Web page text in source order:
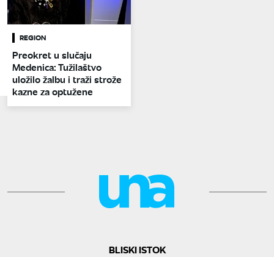
REGION
Preokret u slučaju
Medenica: Tužilaštvo
uložilo žalbu i traži strože
kazne za optužene
BLISKI ISTOK